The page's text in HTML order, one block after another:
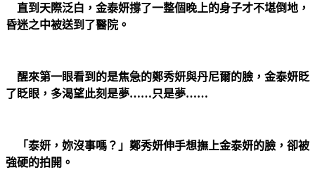
直到天際泛白，金泰妍撐了一整個晚上的身子才不堪倒地，
昏迷之中被送到了醫院。
醒來第一眼看到的是焦急的鄭秀妍與丹尼爾的臉，金泰妍眨
了眨眼，多渴望此刻是夢……只是夢……
「泰妍，妳沒事嗎？」鄭秀妍伸手想撫上金泰妍的臉，卻被
強硬的拍開。